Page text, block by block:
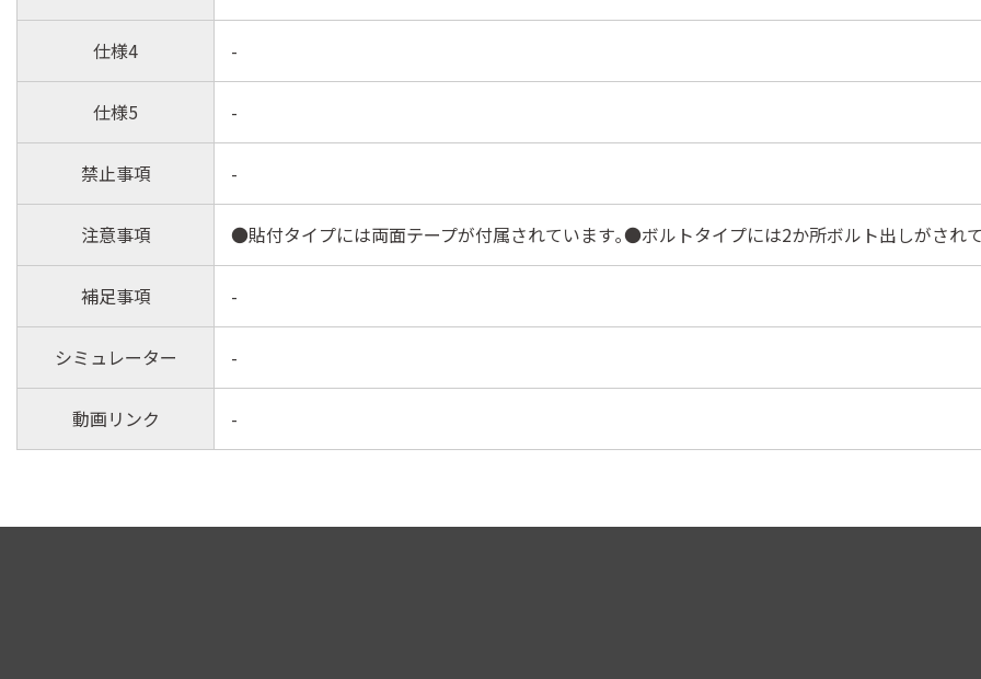
仕様4 -
仕様5 -
禁止事項 -
注意事項 ●貼付タイプには両面テープが付属されています｡●ボルトタイプには2か所ボルト出しがされ
補足事項 -
シミュレーター -
動画リンク -